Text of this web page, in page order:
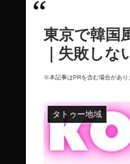
東京で韓国
｜失敗し
※本記事はPRを含む場合があり
タトゥー地域